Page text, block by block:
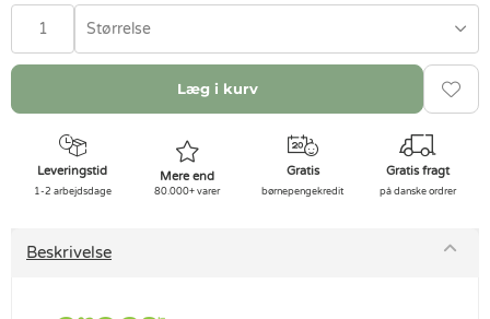
Størrelse
Læg i kurv
Leveringstid
1-2 arbejdsdage
Mere end
80.000+ varer
Gratis
børnepengekredit
Gratis fragt
på danske ordrer
Beskrivelse